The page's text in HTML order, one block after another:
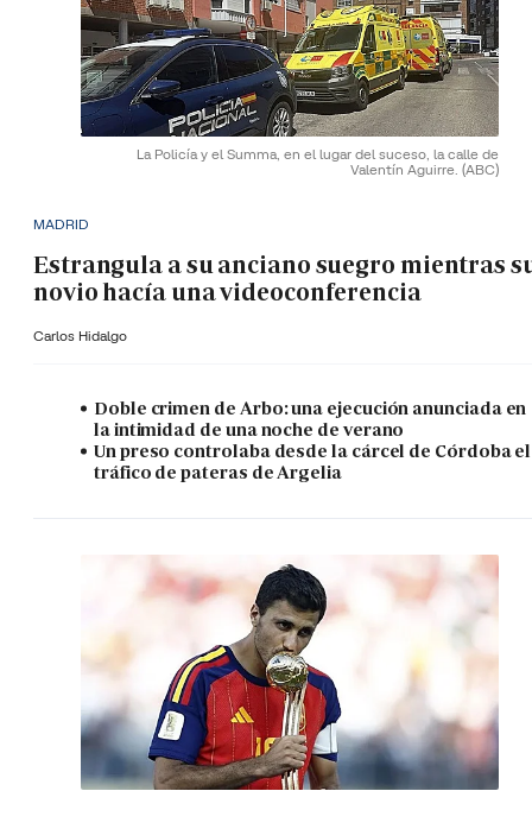
La Policía y el Summa, en el lugar del suceso, la calle de
Valentín Aguirre. (ABC)
MADRID
Estrangula a su anciano suegro mientras
novio hacía una videoconferencia
Carlos Hidalgo
Doble crimen de Arbo: una ejecución anunciada en
la intimidad de una noche de verano
Un preso controlaba desde la cárcel de Córdoba el
tráfico de pateras de Argelia